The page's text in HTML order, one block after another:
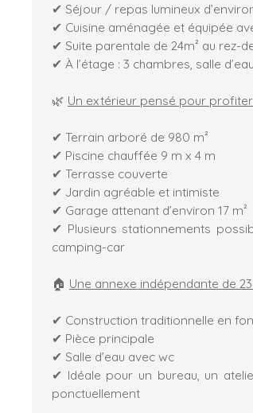
✔ Séjour / repas lumineux
✔ Cuisine aménagée et équipée
✔ Suite parentale de 24m² au rez-
✔ À l’étage : 3 chambres, salle
🌿 Un extérieur pensé pour
✔ Terrain arboré de 980 m²
✔ Piscine chauffée 9 m x 4 m
✔ Terrasse couverte
✔ Jardin agréable et intimiste
✔ Garage attenant d’environ 17 m²
✔ Plusieurs stationnements
camping-car
🏠 Une annexe indépendante de 23
✔ Construction traditionnelle en
✔ Pièce principale
✔ Salle d’eau avec wc
✔ Idéale pour un bureau, un
ponctuellement